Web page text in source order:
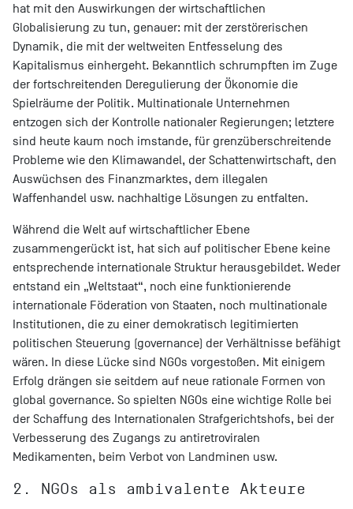
hat mit den Auswirkungen der wirtschaftlichen
Globalisierung zu tun, genauer: mit der zerstörerischen
Dynamik, die mit der weltweiten Entfesselung des
Kapitalismus einhergeht. Bekanntlich schrumpften im Zuge
der fortschreitenden Deregulierung der Ökonomie die
Spielräume der Politik. Multinationale Unternehmen
entzogen sich der Kontrolle nationaler Regierungen; letztere
sind heute kaum noch imstande, für grenzüberschreitende
Probleme wie den Klimawandel, der Schattenwirtschaft, den
Auswüchsen des Finanzmarktes, dem illegalen
Waffenhandel usw. nachhaltige Lösungen zu entfalten.
Während die Welt auf wirtschaftlicher Ebene
zusammengerückt ist, hat sich auf politischer Ebene keine
entsprechende internationale Struktur herausgebildet. Weder
entstand ein „Weltstaat“, noch eine funktionierende
internationale Föderation von Staaten, noch multinationale
Institutionen, die zu einer demokratisch legitimierten
politischen Steuerung (governance) der Verhältnisse befähigt
wären. In diese Lücke sind NGOs vorgestoßen. Mit einigem
Erfolg drängen sie seitdem auf neue rationale Formen von
global governance. So spielten NGOs eine wichtige Rolle bei
der Schaffung des Internationalen Strafgerichtshofs, bei der
Verbesserung des Zugangs zu antiretroviralen
Medikamenten, beim Verbot von Landminen usw.
2. NGOs als ambivalente Akteure